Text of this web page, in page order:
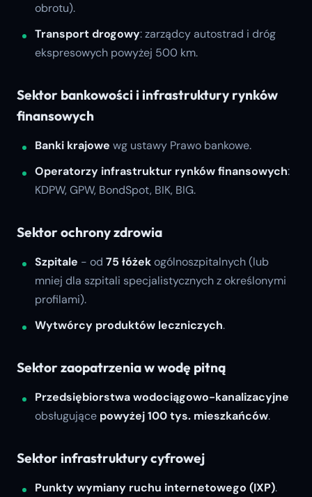
obrotu).
Transport drogowy: zarządcy autostrad i dróg
ekspresowych powyżej 500 km.
Sektor bankowości i infrastruktury rynków
finansowych
Banki krajowe wg ustawy Prawo bankowe.
Operatorzy infrastruktur rynków finansowych:
KDPW, GPW, BondSpot, BIK, BIG.
Sektor ochrony zdrowia
Szpitale - od 75 łóżekogólnoszpitalnych (lub
mniej dla szpitali specjalistycznych z określonymi
profilami).
Wytwórcy produktów leczniczych.
Sektor zaopatrzenia w wodę pitną
Przedsiębiorstwa wodociągowo-kanalizacyjne
obsługujące powyżej 100 tys. mieszkańców.
Sektor infrastruktury cyfrowej
Punkty wymiany ruchu internetowego (IXP).